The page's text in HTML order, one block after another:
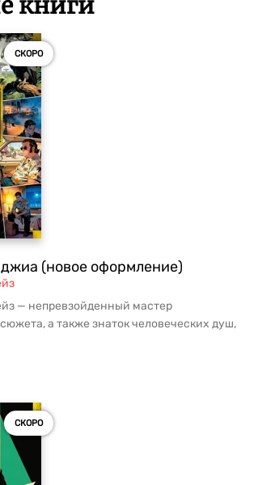
книги
СКОРО
(новое оформление)
— непревзойденный мастер
а также знаток человеческих душ,
СКОРО